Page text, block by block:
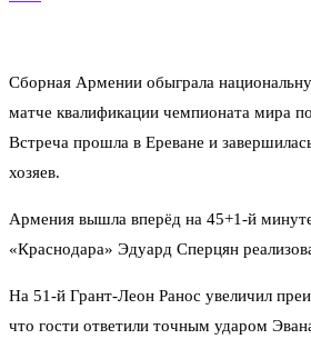
Сборная Армении обыграла
матче квалификации чемпионата мира
Встреча прошла в Ереване и
хозяев.
Армения вышла вперёд на 45+1-й
«Краснодара» Эдуард Сперцян
На 51-й Грант-Леон Ранос увеличил
что гости ответили точным ударом